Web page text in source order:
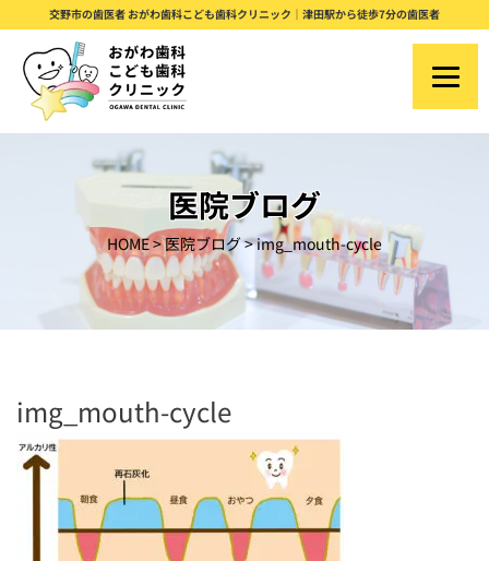
t
交野市の歯医者 おがわ歯科こども歯科クリニック｜津田駅から徒歩7分の歯医者
医院ブログ
HOME>医院ブログ>img_mouth-cycle
img_mouth-cycle